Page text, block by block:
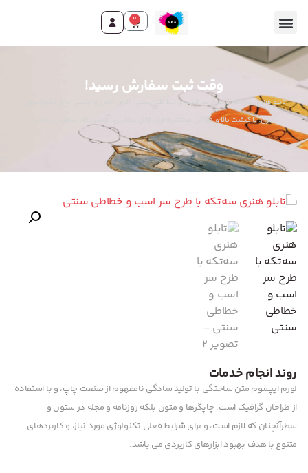
0
وقت ثبت سفارش رسید!
تابلو هنری سه‌تکه با طرح سر اسب و خطاطی سنتی، اثری خاص و ترکیبی برای دکوراسیون
منزل. با کیفیت بالا و طراحی منحصربه‌فرد، قابل سفارش. همین حالا سفارش دهید!
روند انجام خدمات
لورم ایپسوم متن ساختگی با تولید سادگی نامفهوم از صنعت چاپ، و با استفاده
از طراحان گرافیک است، چاپگرها و متون بلکه روزنامه و مجله در ستون و
سطرآنچنان که لازم است، و برای شرایط فعلی تکنولوژی مورد نیاز، و کاربردهای
متنوع با هدف بهبود ابزارهای کاربردی می باشد.